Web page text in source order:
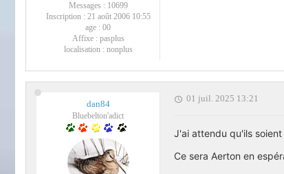
Messages : 10699
Inscription : 21 août 2006 10:55
age : 00
Affixe : pasplus
localisation : nonplus
dan84
Bluebelton'adict
01 juil. 2025 13:21
J'ai attendu qu'ils
Ce sera Aerton en